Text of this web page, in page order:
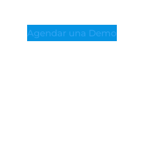
Agendar una Demo